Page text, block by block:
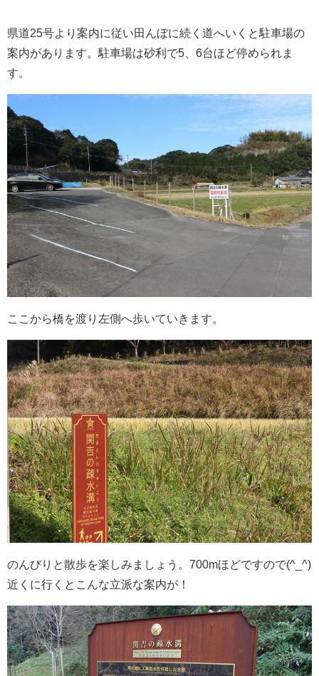
県道25号より案内に従い田んぼに続く道へいくと駐車場の
案内があります。駐車場は砂利で5、6台ほど停められま
す。
ここから橋を渡り左側へ歩いていきます。
のんびりと散歩を楽しみましょう。700mほどですので(^_^)
近くに行くとこんな立派な案内が！